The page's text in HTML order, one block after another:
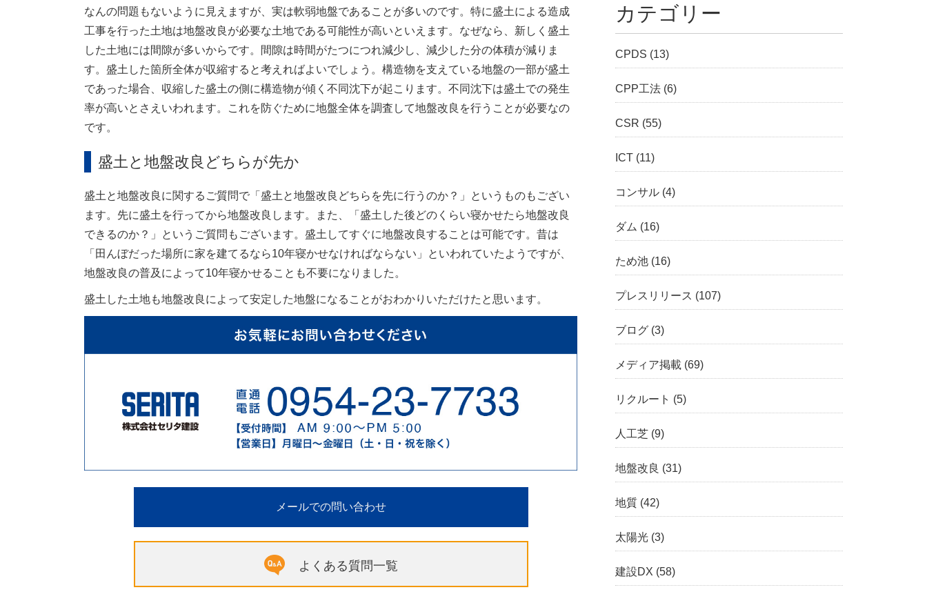
なんの問題もないように見えますが、実は軟弱地盤であることが多いのです。特に盛土による造成
工事を行った土地は地盤改良が必要な土地である可能性が高いといえます。なぜなら、新しく盛土
した土地には間隙が多いからです。間隙は時間がたつにつれ減少し、減少した分の体積が減りま
す。盛土した箇所全体が収縮すると考えればよいでしょう。構造物を支えている地盤の一部が盛土
であった場合、収縮した盛土の側に構造物が傾く不同沈下が起こります。不同沈下は盛土での発生
率が高いとさえいわれます。これを防ぐために地盤全体を調査して地盤改良を行うことが必要なの
です。
盛土と地盤改良どちらが先か
盛土と地盤改良に関するご質問で「盛土と地盤改良どちらを先に行うのか？」というものもござい
ます。先に盛土を行ってから地盤改良します。また、「盛土した後どのくらい寝かせたら地盤改良
できるのか？」というご質問もございます。盛土してすぐに地盤改良することは可能です。昔は
「田んぼだった場所に家を建てるなら10年寝かせなければならない」といわれていたようですが、
地盤改良の普及によって10年寝かせることも不要になりました。
盛土した土地も地盤改良によって安定した地盤になることがおわかりいただけたと思います。
メールでの問い合わせ
よくある質問一覧
カテゴリー
CPDS (13)
CPP工法 (6)
CSR (55)
ICT (11)
コンサル (4)
ダム (16)
ため池 (16)
プレスリリース (107)
ブログ (3)
メディア掲載 (69)
リクルート (5)
人工芝 (9)
地盤改良 (31)
地質 (42)
太陽光 (3)
建設DX (58)